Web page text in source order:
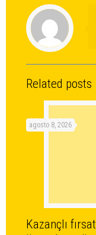
Related posts
agosto 8, 2026
Kazançlı